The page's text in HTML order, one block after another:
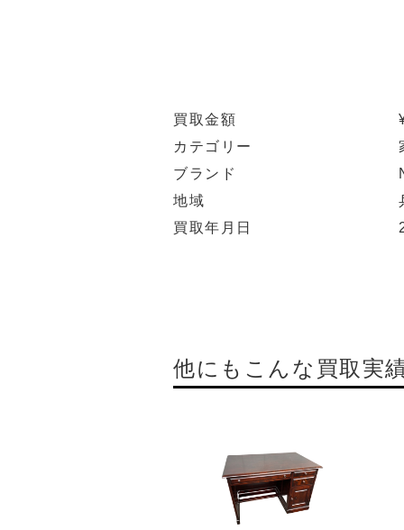
買取金額
カテゴリー
ブランド
地域
買取年月日
他にもこんな買取実